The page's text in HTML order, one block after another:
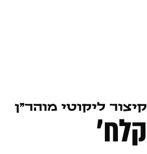
קיצור ליקוטי מוהר״ן
קלח׳